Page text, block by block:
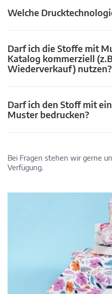
Welche
Darf ich die Stoffe mit
Katalog kommerziell
Wiederverkauf) nutzen?
Darf ich den Stoff mit
Muster bedrucken?
Bei Fragen stehen wir gerne
Verfügung.